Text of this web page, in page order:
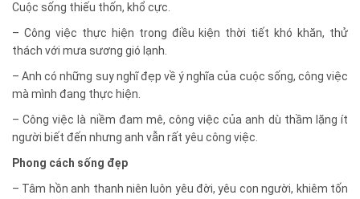
Cuộc sống thiếu thốn, khổ cực.
– Công việc thực hiện trong điều kiện thời tiết khó khăn, thử
thách với mưa sương gió lạnh.
– Anh có những suy nghĩ đẹp về ý nghĩa của cuộc sống, công việc
mà mình đang thực hiện.
– Công việc là niềm đam mê, công việc của anh dù thầm lặng ít
người biết đến nhưng anh vẫn rất yêu công việc.
Phong cách sống đẹp
– Tâm hồn anh thanh niên luôn yêu đời, yêu con người, khiêm tốn